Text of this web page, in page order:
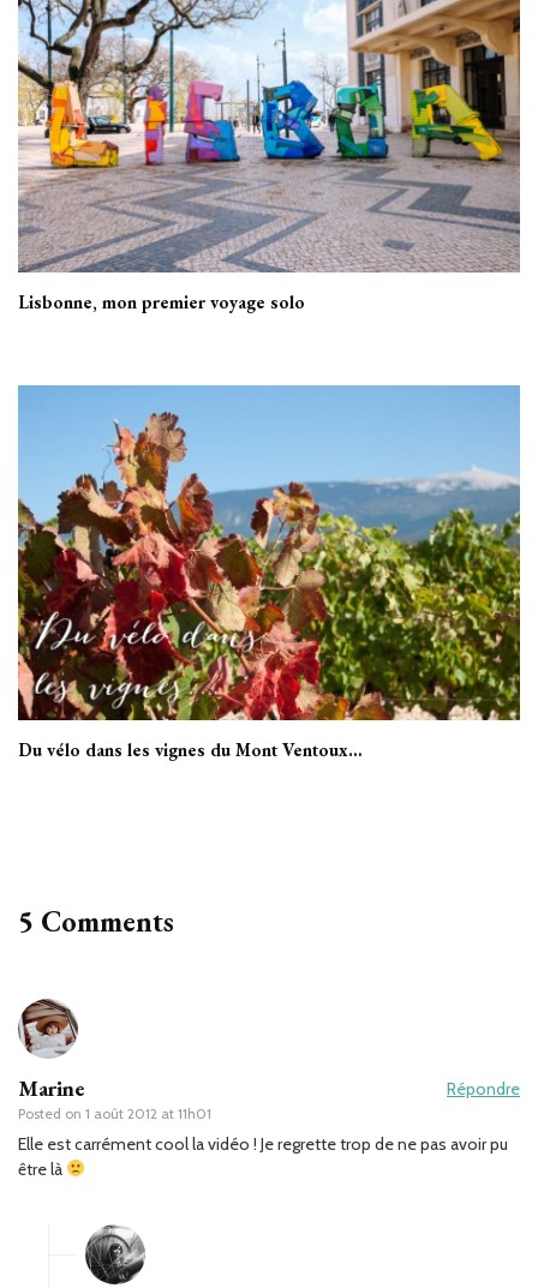
Lisbonne, mon premier voyage solo
Du vélo dans les vignes du Mont Ventoux…
5 Comments
Marine
Posted on 1 août 2012 at 11h01
Répondre
Elle est carrément cool la vidéo ! Je regrette trop de ne pas avoir pu
être là